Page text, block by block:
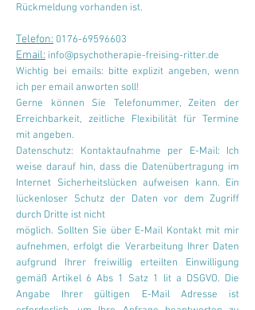
Rückmeldung vorhanden ist.
Telefon: 0176-69596603
Email: info@psychotherapie-freising-ritter.de
Wichtig bei emails: bitte explizit angeben, wenn
ich per email anworten soll!
Gerne können Sie Telefonummer, Zeiten der
Erreichbarkeit, zeitliche Flexibilität für Termine
mit angeben.
Datenschutz: Kontaktaufnahme per E-Mail: Ich
weise darauf hin, dass die Datenübertragung im
Internet Sicherheitslücken aufweisen kann. Ein
lückenloser Schutz der Daten vor dem Zugriff
durch Dritte ist nicht
möglich. Sollten Sie über E-Mail Kontakt mit mir
aufnehmen, erfolgt die Verarbeitung Ihrer Daten
aufgrund Ihrer freiwillig erteilten Einwilligung
gemäß Artikel 6 Abs 1 Satz 1 lit a DSGVO. Die
Angabe Ihrer gültigen E-Mail Adresse ist